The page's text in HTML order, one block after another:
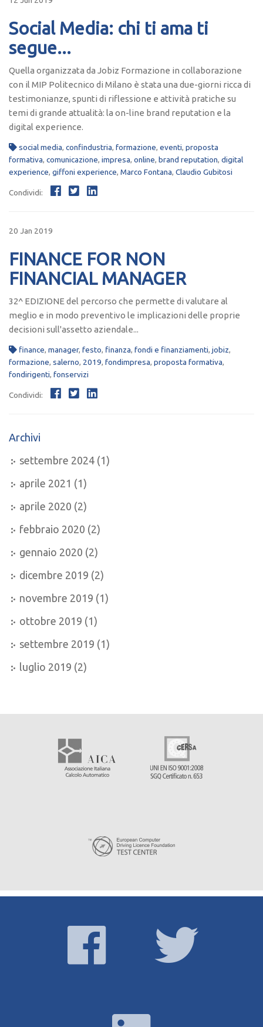
Social Media: chi ti ama ti
segue...
Quella organizzata da Jobiz Formazione in collaborazione
con il MIP Politecnico di Milano è stata una due-giorni ricca di
testimonianze, spunti di riflessione e attività pratiche su
temi di grande attualità: la on-line brand reputation e la
digital experience.
social media, confindustria, formazione, eventi, proposta
formativa, comunicazione, impresa, online, brand reputation, digital
experience, giffoni experience, Marco Fontana, Claudio Gubitosi
Condividi:
20 Jan 2019
FINANCE FOR NON
FINANCIAL MANAGER
32^ EDIZIONE del percorso che permette di valutare al
meglio e in modo preventivo le implicazioni delle proprie
decisioni sull'assetto aziendale...
finance, manager, festo, finanza, fondi e finanziamenti, jobiz,
formazione, salerno, 2019, fondimpresa, proposta formativa,
fondirigenti, fonservizi
Condividi:
Archivi
settembre 2024 (1)
aprile 2021 (1)
aprile 2020 (2)
febbraio 2020 (2)
gennaio 2020 (2)
dicembre 2019 (2)
novembre 2019 (1)
ottobre 2019 (1)
settembre 2019 (1)
luglio 2019 (2)